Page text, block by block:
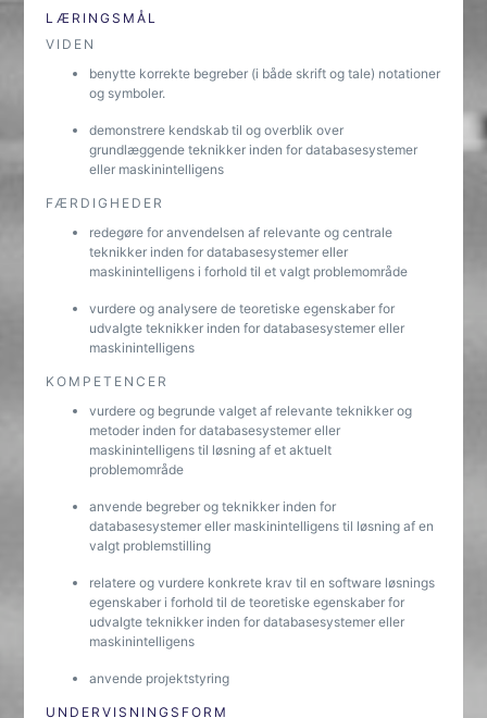
LÆRINGSMÅL
VIDEN
benytte korrekte begreber (i både skrift og tale) notationer
og symboler.
demonstrere kendskab til og overblik over
grundlæggende teknikker inden for databasesystemer
eller maskinintelligens
FÆRDIGHEDER
redegøre for anvendelsen af relevante og centrale
teknikker inden for databasesystemer eller
maskinintelligens i forhold til et valgt problemområde
vurdere og analysere de teoretiske egenskaber for
udvalgte teknikker inden for databasesystemer eller
maskinintelligens
KOMPETENCER
vurdere og begrunde valget af relevante teknikker og
metoder inden for databasesystemer eller
maskinintelligens til løsning af et aktuelt
problemområde
anvende begreber og teknikker inden for
databasesystemer eller maskinintelligens til løsning af en
valgt problemstilling
relatere og vurdere konkrete krav til en software løsnings
egenskaber i forhold til de teoretiske egenskaber for
udvalgte teknikker inden for databasesystemer eller
maskinintelligens
anvende projektstyring
UNDERVISNINGSFORM